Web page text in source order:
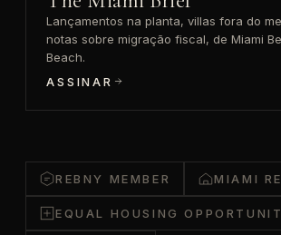
Lançamentos na planta, villas fora do
notas sobre migração fiscal, de Miami
Beach.
ASSINAR
REBNY MEMBER MIAMI
EQUAL HOUSING